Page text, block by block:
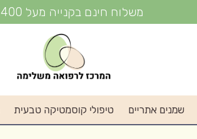
משלוח חינם בקנייה מעל 400 ש"ח!
שמנים אתריים טיפולי קוסמטיקה טבעית